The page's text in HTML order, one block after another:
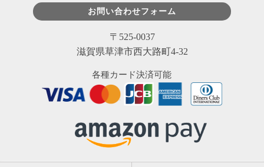
お問い合わせフォーム
〒525-0037
滋賀県草津市西大路町4-32
各種カード決済可能